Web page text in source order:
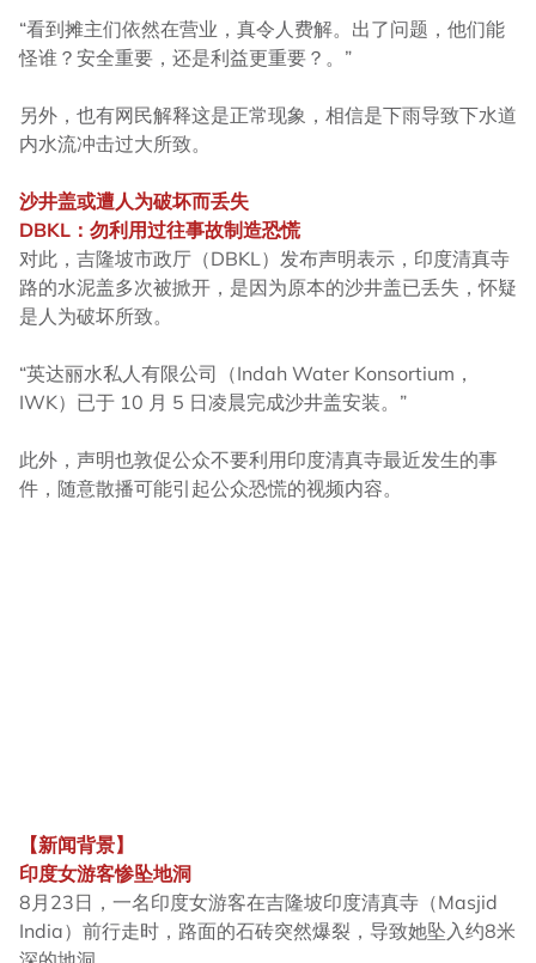
“看到摊主们依然在营业，真令人费解。出了问题，他们能
怪谁？安全重要，还是利益更重要？。”
另外，也有网民解释这是正常现象，相信是下雨导致下水道
内水流冲击过大所致。
沙井盖或遭人为破坏而丢失
DBKL ：勿利用过往事故制造恐慌
对此，吉隆坡市政厅（DBKL）发布声明表示，印度清真寺
路的水泥盖多次被掀开，是因为原本的沙井盖已丢失，怀疑
是人为破坏所致。
“英达丽水私人有限公司（Indah Water Konsortium，
IWK）已于 10 月 5 日凌晨完成沙井盖安装。”
此外，声明也敦促公众不要利用印度清真寺最近发生的事
件，随意散播可能引起公众恐慌的视频内容。
【新闻背景】
印度女游客惨坠地洞
8月23日，一名印度女游客在吉隆坡印度清真寺（Masjid
India）前行走时，路面的石砖突然爆裂，导致她坠入约8米